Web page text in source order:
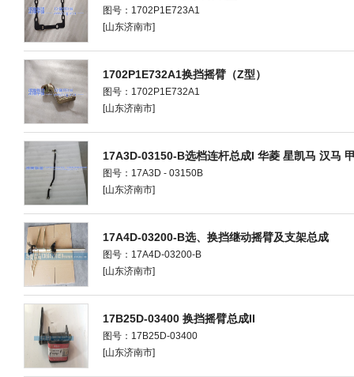
图号：1702P1E723A1
[山东济南市]
1702P1E732A1换挡摇臂（Z型）
图号：1702P1E732A1
[山东济南市]
17A3D-03150-B选档连杆总成I 华菱 星凯马 汉马
图号：17A3D - 03150B
[山东济南市]
17A4D-03200-B选、换挡继动摇臂及支架总成
图号：17A4D-03200-B
[山东济南市]
17B25D-03400 换挡摇臂总成II
图号：17B25D-03400
[山东济南市]